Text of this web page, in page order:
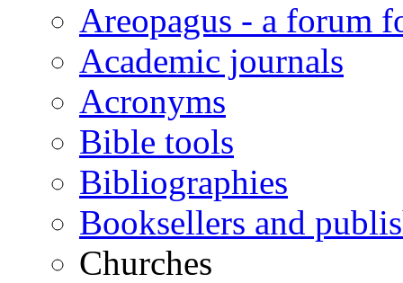
Areopagus - a forum
Academic journals
Acronyms
Bible tools
Bibliographies
Booksellers and
Churches